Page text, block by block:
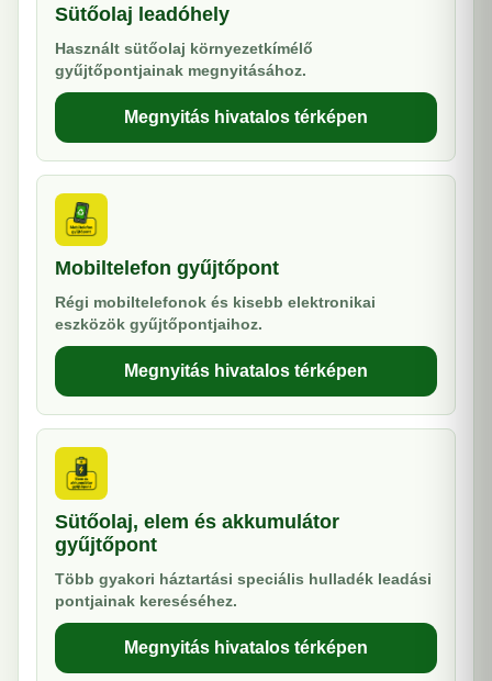
Sütőolaj leadóhely
Használt sütőolaj környezetkímélő
gyűjtőpontjainak megnyitásához.
Megnyitás hivatalos térképen
Mobiltelefon gyűjtőpont
Régi mobiltelefonok és kisebb elektronikai
eszközök gyűjtőpontjaihoz.
Megnyitás hivatalos térképen
Sütőolaj, elem és akkumulátor
gyűjtőpont
Több gyakori háztartási speciális hulladék leadási
pontjainak kereséséhez.
Megnyitás hivatalos térképen